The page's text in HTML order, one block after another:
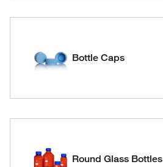
Bottle Caps
Round Glass Bottles